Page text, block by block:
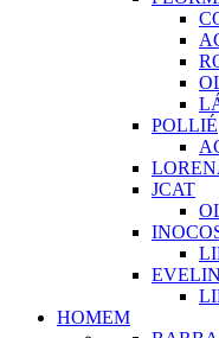
POLLIÉ
JCAT
HOMEM